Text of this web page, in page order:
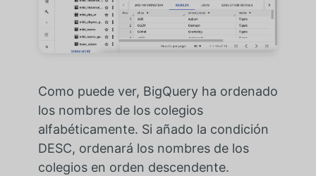
Como puede ver, BigQuery ha ordenado
los nombres de los colegios
alfabéticamente. Si añado la condición
DESC, ordenará los nombres de los
colegios en orden descendente.